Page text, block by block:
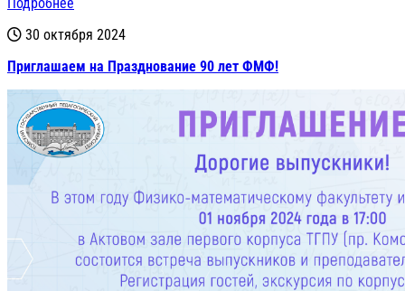
30 октября 2024
Приглашаем на Празднование 90 лет ФМФ!